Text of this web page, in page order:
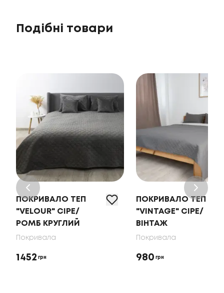
Подібні товари
ПОКРИВАЛО ТЕП
"VELOUR" СІРЕ/
РОМБ КРУГЛИЙ
Покривала
1452 грн
ПОКРИВАЛО ТЕП
"VINTAGE" СІРЕ/
ВІНТАЖ
Покривала
980 грн